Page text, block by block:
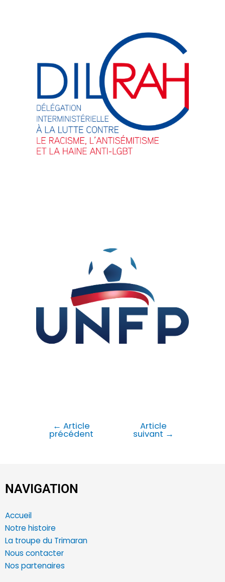
← Article
précédent
Article
suivant →
NAVIGATION
Accueil
Notre histoire
La troupe du Trimaran
Nous contacter
Nos partenaires